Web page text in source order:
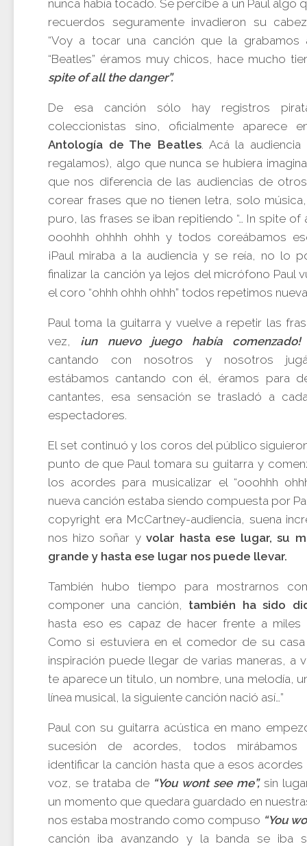
nunca había tocado. Se percibe a un Paul algo
recuerdos seguramente invadieron su
“Voy a tocar una canción que la grabamos
“Beatles” éramos muy chicos, hace mucho
spite of all the danger”.
De esa canción sólo hay registros
coleccionistas sino, oficialmente aparece
Antología de The Beatles. Acá la
regalamos), algo que nunca se hubiera
que nos diferencia de las audiencias de
corear frases que no tienen letra, solo
puro, las frases se iban repitiendo “… In spite of
ooohhh ohhhh ohhh y todos coreábamos
¡Paul miraba a la audiencia y se reía, no lo
finalizar la canción ya lejos del micrófono Paul
el coro “ohhh ohhh ohhh” todos repetimos
Paul toma la guitarra y vuelve a repetir las
vez, ¡un nuevo juego había comenzado!
cantando con nosotros y nosotros
estábamos cantando con él, éramos para
cantantes, esa sensación se trasladó a
espectadores.
El set continuó y los coros del público
punto de que Paul tomara su guitarra y
los acordes para musicalizar el “ooohhh
nueva canción estaba siendo compuesta por
copyright era McCartney-audiencia, suena
nos hizo soñar y volar hasta ese lugar, su
grande y hasta ese lugar nos puede llevar.
También hubo tiempo para mostrarnos
componer una canción, también ha sido
hasta eso es capaz de hacer frente a miles
Como si estuviera en el comedor de su casa
inspiración puede llegar de varias maneras, a
te aparece un titulo, un nombre, una melodía,
línea musical, la siguiente canción nació así…”
Paul con su guitarra acústica en mano
sucesión de acordes, todos mirábamos
identificar la canción hasta que a esos acordes
voz, se trataba de “You wont see me”,sin
un momento que quedara guardado en
nos estaba mostrando como compuso “You
canción iba avanzando y la banda se iba